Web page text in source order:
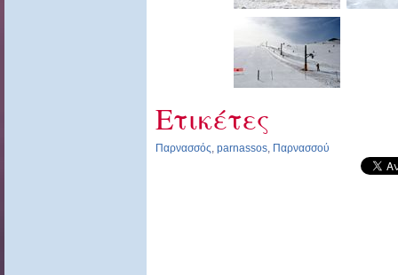
Ετικέτες
Παρνασσός, parnassos, Παρνασσού